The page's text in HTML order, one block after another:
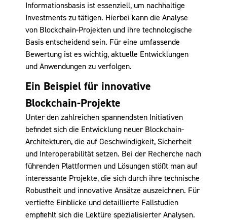
Informationsbasis ist essenziell, um nachhaltige
Investments zu tätigen. Hierbei kann die Analyse
von Blockchain-Projekten und ihre technologische
Basis entscheidend sein. Für eine umfassende
Bewertung ist es wichtig, aktuelle Entwicklungen
und Anwendungen zu verfolgen.
Ein Beispiel für innovative
Blockchain-Projekte
Unter den zahlreichen spannendsten Initiativen
befindet sich die Entwicklung neuer Blockchain-
Architekturen, die auf Geschwindigkeit, Sicherheit
und Interoperabilität setzen. Bei der Recherche nach
führenden Plattformen und Lösungen stößt man auf
interessante Projekte, die sich durch ihre technische
Robustheit und innovative Ansätze auszeichnen. Für
vertiefte Einblicke und detaillierte Fallstudien
empfiehlt sich die Lektüre spezialisierter Analysen.